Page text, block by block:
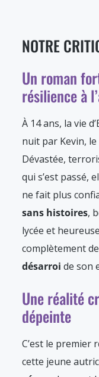
NOTRE
Un roman
résilience à
À 14 ans, la vie
nuit par Kevin,
Dévastée,
qui s’est passé,
ne fait plus
sans histoires,
lycée et
complètement
désarroi de son
Une réalité
dépeinte
C’est le premier
cette jeune